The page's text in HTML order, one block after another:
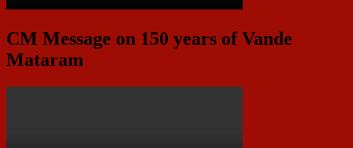
CM Message on 150 years of Vande
Mataram